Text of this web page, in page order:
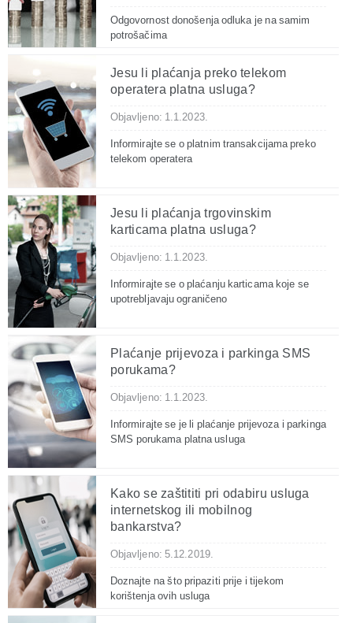
Odgovornost donošenja odluka je na samim
potrošačima
Jesu li plaćanja preko telekom
operatera platna usluga?
Objavljeno: 1.1.2023.
Informirajte se o platnim transakcijama preko
telekom operatera
Jesu li plaćanja trgovinskim
karticama platna usluga?
Objavljeno: 1.1.2023.
Informirajte se o plaćanju karticama koje se
upotrebljavaju ograničeno
Plaćanje prijevoza i parkinga SMS
porukama?
Objavljeno: 1.1.2023.
Informirajte se je li plaćanje prijevoza i parkinga
SMS porukama platna usluga
Kako se zaštititi pri odabiru usluga
internetskog ili mobilnog
bankarstva?
Objavljeno: 5.12.2019.
Doznajte na što pripaziti prije i tijekom
korištenja ovih usluga